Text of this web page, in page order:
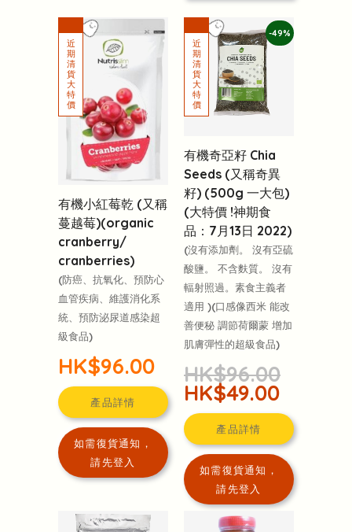
有機小紅莓乾 (又稱
蔓越莓)(organic
cranberry/
cranberries)
(防癌、抗氧化、預防心
血管疾病、維護消化系
統、預防泌尿道感染超
級食品)
HK$96.00
產品詳情
如需復貨通知，
請先登入
-49%
有機奇亞籽 Chia
Seeds (又稱奇異
籽) (500g 一大包)
(大特價 !神期食
品：7月13日 2022)
(沒有添加劑。 沒有亞硫
酸鹽。 不含麩質。 沒有
輻射照過。素食主義者
適用 )(口感像西米 能改
善便秘 調節荷爾蒙 增加
肌膚彈性的超級食品)
HK$96.00
HK$49.00
產品詳情
如需復貨通知，
請先登入